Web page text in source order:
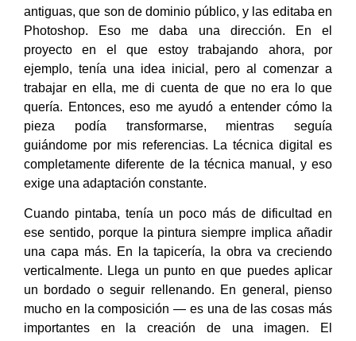
antiguas, que son de dominio público, y las editaba en
Photoshop. Eso me daba una dirección. En el
proyecto en el que estoy trabajando ahora, por
ejemplo, tenía una idea inicial, pero al comenzar a
trabajar en ella, me di cuenta de que no era lo que
quería. Entonces, eso me ayudó a entender cómo la
pieza podía transformarse, mientras seguía
guiándome por mis referencias. La técnica digital es
completamente diferente de la técnica manual, y eso
exige una adaptación constante.
Cuando pintaba, tenía un poco más de dificultad en
ese sentido, porque la pintura siempre implica añadir
una capa más. En la tapicería, la obra va creciendo
verticalmente. Llega un punto en que puedes aplicar
un bordado o seguir rellenando. En general, pienso
mucho en la composición — es una de las cosas más
importantes en la creación de una imagen. El